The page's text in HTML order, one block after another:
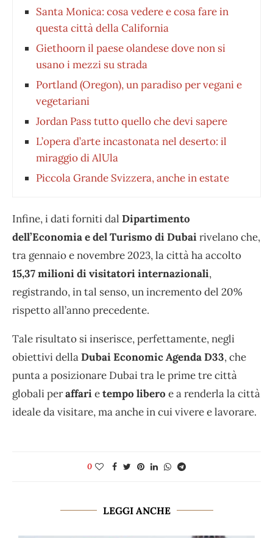
Santa Monica: cosa vedere e cosa fare in
questa città della California
Giethoorn il paese olandese dove non si
usano i mezzi su strada
Portland (Oregon), un paradiso per vegani e
vegetariani
Jordan Pass tutto quello che devi sapere
L’opera d’arte incastonata nel deserto: il
miraggio di AlUla
Piccola Grande Svizzera, anche in estate
Infine, i dati forniti dal Dipartimento
dell’Economia e del Turismo di Dubairivelano che,
tra gennaio e novembre 2023, la città ha accolto
15,37 milioni di visitatori internazionali,
registrando, in tal senso, un incremento del 20%
rispetto all’anno precedente.
Tale risultato si inserisce, perfettamente, negli
obiettivi dellaDubai Economic Agenda D33, che
punta a posizionare Dubai tra le prime tre città
globali peraffarietempo libero e a renderla la città
ideale da visitare, ma anche in cui vivere e lavorare.
0
LEGGI ANCHE